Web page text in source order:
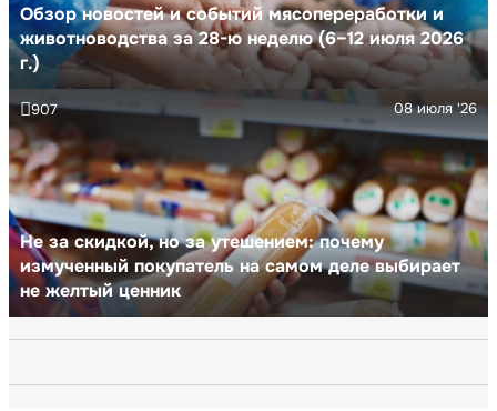
Обзор новостей и событий мясопереработки и
животноводства за 28-ю неделю (6–12 июля 2026
г.)
Не за скидкой, но за утешением: почему
измученный покупатель на самом деле выбирает
не желтый ценник
08 июля '26
907